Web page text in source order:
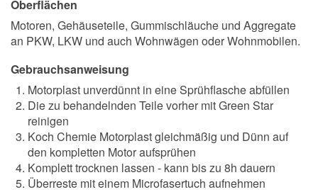
Oberflächen
Motoren, Gehäuseteile, Gummischläuche und Aggregate
an PKW, LKW und auch Wohnwägen oder Wohnmobilen.
Gebrauchsanweisung
Motorplast unverdünnt in eine Sprühflasche abfüllen
Die zu behandelnden Teile vorher mit Green Star
reinigen
Koch Chemie Motorplast gleichmäßig und Dünn auf
den kompletten Motor aufsprühen
Komplett trocknen lassen - kann bis zu 8h dauern
Überreste mit einem Microfasertuch aufnehmen